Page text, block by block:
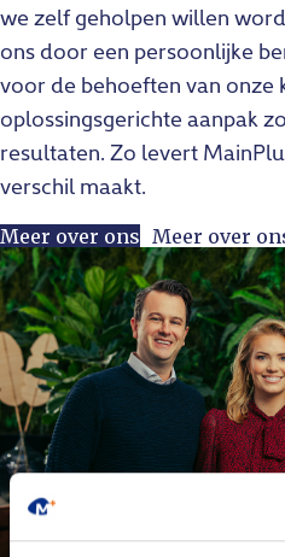
we zelf geholpen willen
ons door een persoonlijke
voor de behoeften van onze
oplossingsgerichte aanpak
resultaten. Zo levert
verschil maakt.
Meer over ons Meer over